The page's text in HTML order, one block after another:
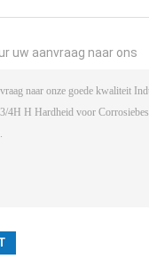
uw aanvraag naar ons